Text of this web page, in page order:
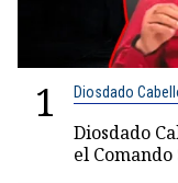
1 Diosdado
Diosdado
el